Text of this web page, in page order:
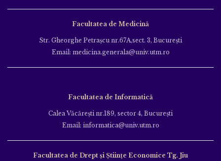
Facultatea de Medicină
Str. Gheorghe Petraşcu nr.67A,sect. 3, Bucureşti
Email: medicina.generala@univ.utm.ro
Facultatea de Informatică
Calea Văcăreşti nr.189, sector 4, Bucureşti
Email: informatica@univ.utm.ro
Facultatea de Drept și Științe Economice Tg. Jiu